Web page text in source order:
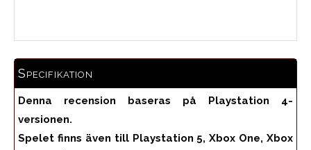
Specifikation
Denna recension baseras på Playstation 4-
versionen.
Spelet finns även till Playstation 5, Xbox One, Xbox